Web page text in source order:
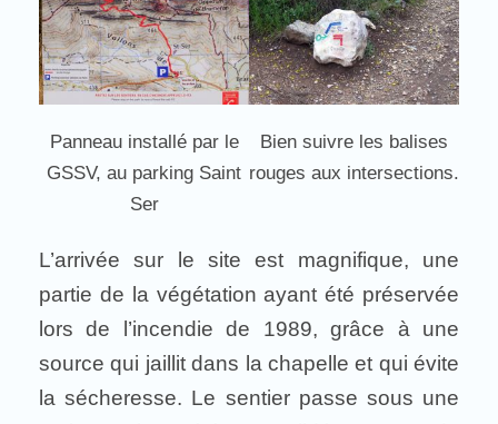
Panneau installé par le
GSSV, au parking Saint
Ser
Bien suivre les balises
rouges aux intersections.
L’arrivée sur le site est magnifique, une
partie de la végétation ayant été préservée
lors de l’incendie de 1989, grâce à une
source qui jaillit dans la chapelle et qui évite
la sécheresse. Le sentier passe sous une